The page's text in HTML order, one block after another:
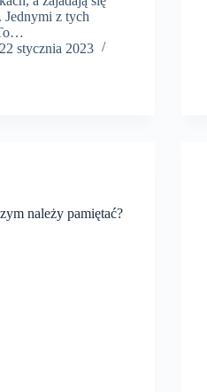
Jednymi z tych
22 stycznia 2023
należy pamiętać?